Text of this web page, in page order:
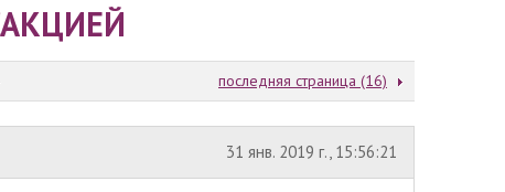
последняя страница (16)
31 янв. 2019 г., 15:56:21